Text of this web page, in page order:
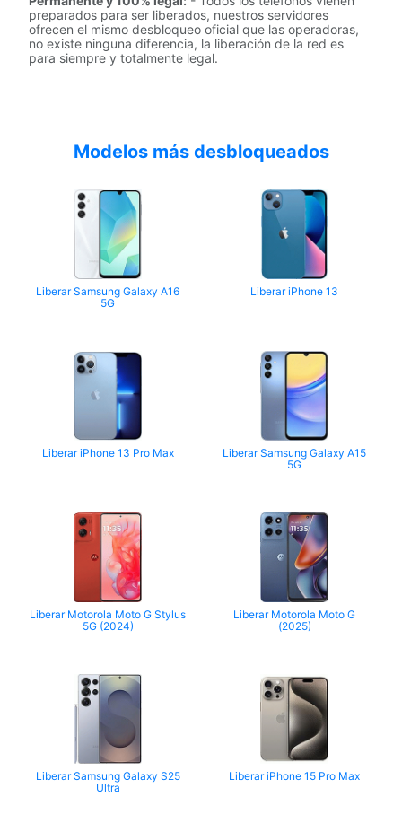
preparados para ser liberados, nuestros servidores
ofrecen el mismo desbloqueo oficial que las operadoras,
no existe ninguna diferencia, la liberación de la red es
para siempre y totalmente legal.
Modelos más desbloqueados
Liberar Samsung Galaxy A16
5G
Liberar iPhone 13
Liberar iPhone 13 Pro Max
Liberar Samsung Galaxy A15
5G
Liberar Motorola Moto G Stylus
5G (2024)
Liberar Motorola Moto G
(2025)
Liberar Samsung Galaxy S25
Ultra
Liberar iPhone 15 Pro Max